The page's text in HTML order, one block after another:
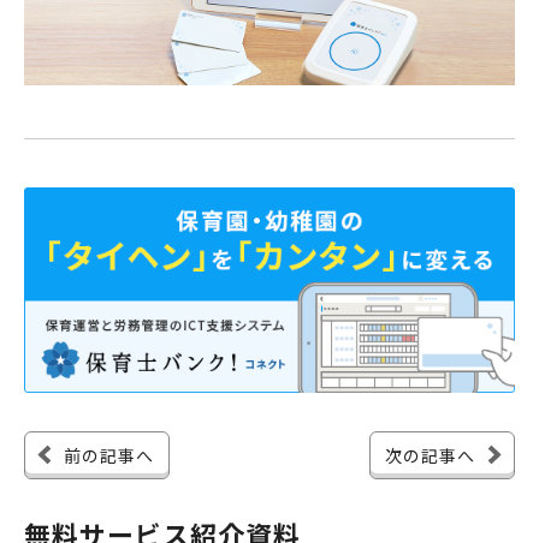
前の記事へ 次の記事へ
無料サービス紹介資料